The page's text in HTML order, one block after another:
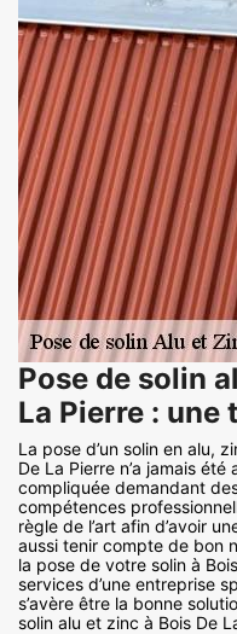
Pose de solin
La Pierre : une
La pose d’un solin en alu,
De La Pierre n’a jamais
compliquée demandant
compétences
règle de l’art afin d’avoir
aussi tenir compte de bon
la pose de votre solin à
services d’une entreprise
s’avère être la bonne
solin alu et zinc à Bois De